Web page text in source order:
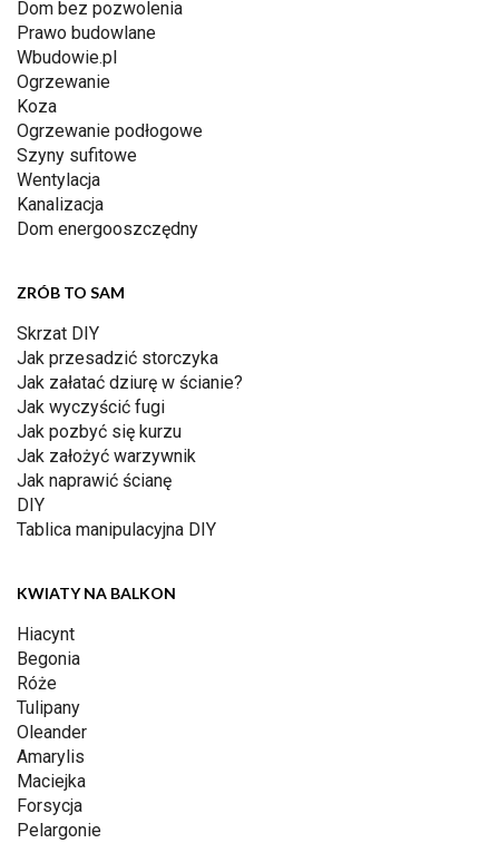
Dom bez pozwolenia
Prawo budowlane
Wbudowie.pl
Ogrzewanie
Koza
Ogrzewanie podłogowe
Szyny sufitowe
Wentylacja
Kanalizacja
Dom energooszczędny
ZRÓB TO SAM
Skrzat DIY
Jak przesadzić storczyka
Jak załatać dziurę w ścianie?
Jak wyczyścić fugi
Jak pozbyć się kurzu
Jak założyć warzywnik
Jak naprawić ścianę
DIY
Tablica manipulacyjna DIY
KWIATY NA BALKON
Hiacynt
Begonia
Róże
Tulipany
Oleander
Amarylis
Maciejka
Forsycja
Pelargonie